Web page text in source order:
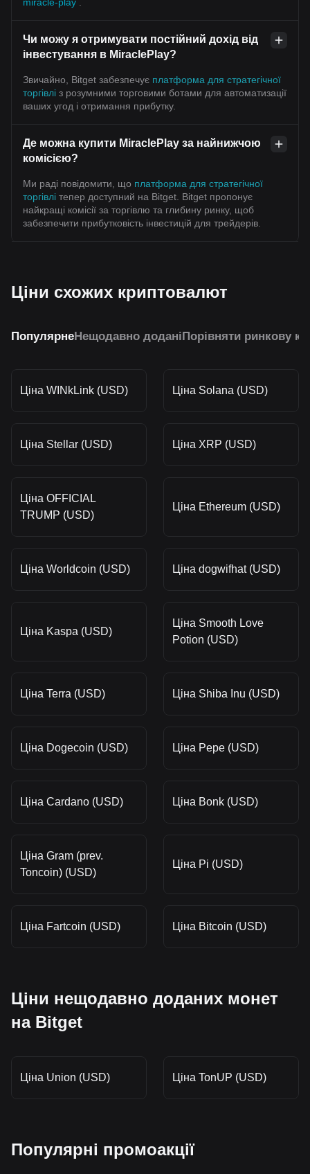
Чи можу я отримувати постійний дохід від
інвестування в MiraclePlay?
Звичайно, Bitget забезпечує платформа для стратегічної
торгівлі з розумними торговими ботами для автоматизації
ваших угод і отримання прибутку.
Де можна купити MiraclePlay за найнижчою
комісією?
Ми раді повідомити, що платформа для стратегічної
торгівлі тепер доступний на Bitget. Bitget пропонує
найкращі комісії за торгівлю та глибину ринку, щоб
забезпечити прибутковість інвестицій для трейдерів.
Ціни схожих криптовалют
ПопулярнеНещодавно доданіПорівняти ринкову
Ціна WINkLink (USD) Ціна Solana (USD)
Ціна Stellar (USD) Ціна XRP (USD)
Ціна OFFICIAL
TRUMP (USD)
Ціна Ethereum (USD)
Ціна Worldcoin (USD) Ціна dogwifhat (USD)
Ціна Kaspa (USD)
Ціна Smooth Love
Potion (USD)
Ціна Terra (USD) Ціна Shiba Inu (USD)
Ціна Dogecoin (USD) Ціна Pepe (USD)
Ціна Cardano (USD) Ціна Bonk (USD)
Ціна Gram (prev.
Toncoin) (USD)
Ціна Pi (USD)
Ціна Fartcoin (USD) Ціна Bitcoin (USD)
Ціни нещодавно доданих монет
на Bitget
Ціна Union (USD) Ціна TonUP (USD)
Популярні промоакції